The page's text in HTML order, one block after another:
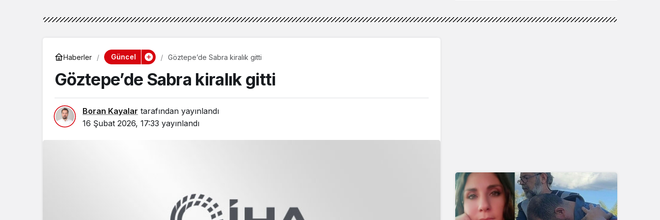
Haberler Güncel Göztepe’de Sabra kiralık gitti
Göztepe’de Sabra kiralık gitti
Boran Kayalar tarafından yayınlandı
16 Şubat 2026, 17:33 yayınlandı